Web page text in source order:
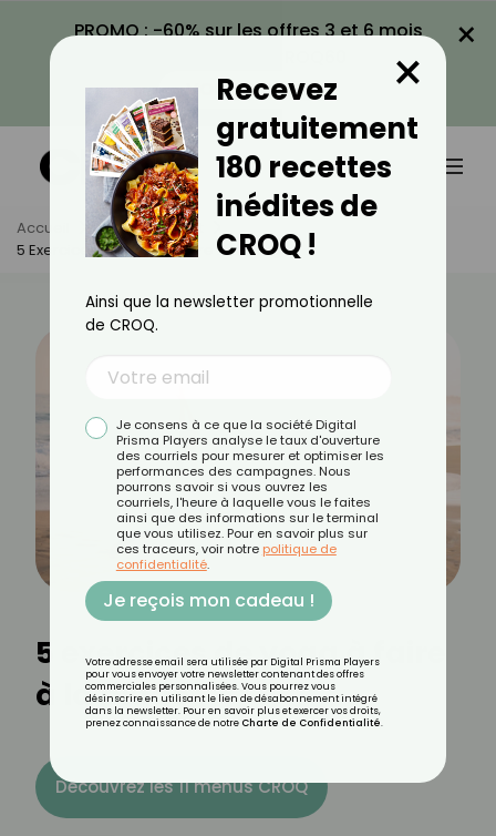
PROMO : -60% sur les offres 3 et 6 mois
VOIR LA PROMO
×
Accueil Actus
Sport
5 Exercices De Yoga À Faire À La Plage
5 exercices de yoga à faire
à la plage
Découvrez les 11 menus CROQ
Recevez
gratuitement
180 recettes
inédites de
CROQ !
×
Ainsi que la newsletter promotionnelle
de CROQ.
Je consens à ce que la société Digital
Prisma Players analyse le taux d'ouverture
des courriels pour mesurer et optimiser les
performances des campagnes. Nous
pourrons savoir si vous ouvrez les
courriels, l'heure à laquelle vous le faites
ainsi que des informations sur le terminal
que vous utilisez. Pour en savoir plus sur
ces traceurs, voir notre politique de
confidentialité.
Je reçois mon cadeau !
Votre adresse email sera utilisée par Digital Prisma Players
pour vous envoyer votre newsletter contenant des offres
commerciales personnalisées. Vous pourrez vous
désinscrire en utilisant le lien de désabonnement intégré
dans la newsletter. Pour en savoir plus et exercer vos droits,
prenez connaissance de notre Charte de Confidentialité.